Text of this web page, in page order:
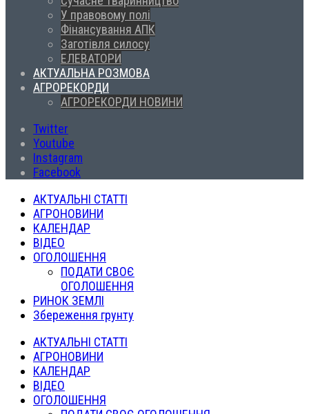
У правовому полі
Фінансування АПК
Заготівля силосу
ЕЛЕВАТОРИ
АКТУАЛЬНА РОЗМОВА
АГРОРЕКОРДИ
АГРОРЕКОРДИ НОВИНИ
Twitter
Youtube
Instagram
Facebook
АКТУАЛЬНІ СТАТТІ
АГРОНОВИНИ
КАЛЕНДАР
ВІДЕО
ОГОЛОШЕННЯ
ПОДАТИ СВОЄ
ОГОЛОШЕННЯ
РИНОК ЗЕМЛІ
Збереження грунту
АКТУАЛЬНІ СТАТТІ
АГРОНОВИНИ
КАЛЕНДАР
ВІДЕО
ОГОЛОШЕННЯ